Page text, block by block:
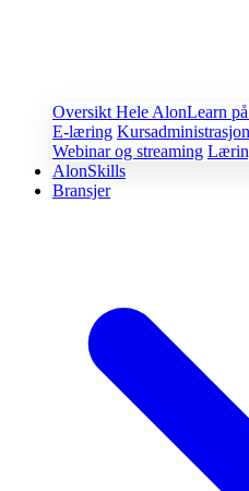
Oversikt Hele AlonLearn
E-læring Kursadministrasjon
Webinar og streaming
AlonSkills
Bransjer